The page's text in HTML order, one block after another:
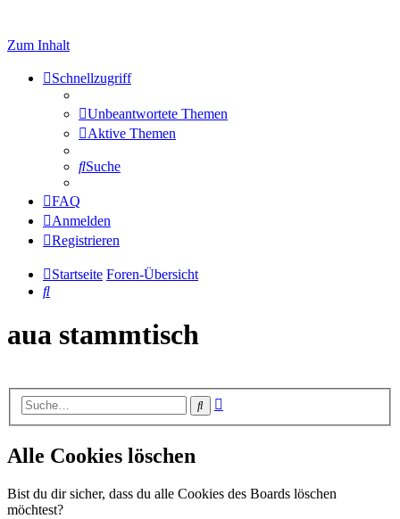
Zum Inhalt
Schnellzugriff
Unbeantwortete Themen
Aktive Themen
Suche
FAQ
Anmelden
Registrieren
Startseite Foren-Übersicht
Suche
aua stammtisch
Suche
Alle Cookies löschen
Bist du dir sicher, dass du alle Cookies des Boards löschen
möchtest?